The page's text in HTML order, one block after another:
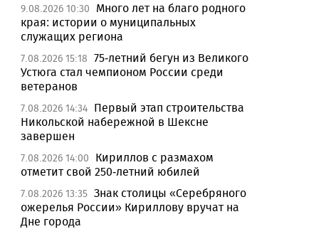
9.08.2026 10:30
Много лет на благо родного
края: истории о муниципальных
служащих региона
7.08.2026 15:18 75-летний бегун из Великого
Устюга стал чемпионом России среди
ветеранов
7.08.2026 14:34 Первый этап строительства
Никольской набережной в Шексне
завершен
7.08.2026 14:00
Кириллов с размахом
отметит свой 250-летний юбилей
7.08.2026 13:35 Знак столицы «Серебряного
ожерелья России» Кириллову вручат на
Дне города